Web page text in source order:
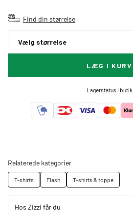
Find din størrelse
Vælg størrelse
LÆG I KURV
Lagerstatus i butik
Relaterede kategorier
T-shirts Flash T-shirts & toppe
Hos Zizzi får du